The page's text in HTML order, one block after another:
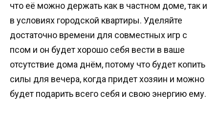
что её можно держать как в частном доме, так и
в условиях городской квартиры. Уделяйте
достаточно времени для совместных игр с
псом и он будет хорошо себя вести в ваше
отсутствие дома днём, потому что будет копить
силы для вечера, когда придет хозяин и можно
будет подарить всего себя и свою энергию ему.